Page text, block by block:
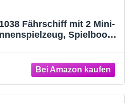
Fährschiff mit 2 Mini-
Spielboot,